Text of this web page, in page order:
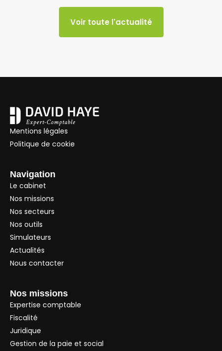
Voir toute l'actualité
Mentions légales
Politique de cookie
Navigation
Le cabinet
Nos missions
Nos secteurs
Nos outils
Simulateurs
Actualités
Nous contacter
Nos missions
Expertise comptable
Fiscalité
Juridique
Gestion de la paie et social